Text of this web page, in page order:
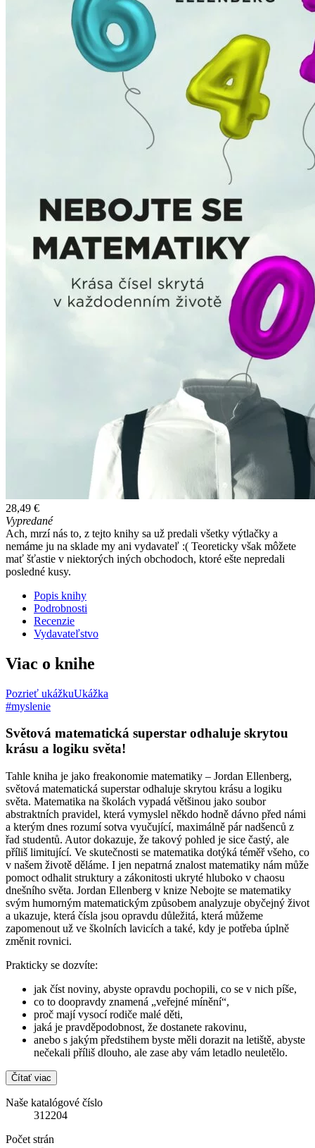
28,49 €
Vypredané
Ach, mrzí nás to, z tejto knihy sa už predali všetky výtlačky a
nemáme ju na sklade my ani vydavateľ :( Teoreticky však môžete
mať šťastie v niektorých iných obchodoch, ktoré ešte nepredali
posledné kusy.
Popis knihy
Podrobnosti
Recenzie
Vydavateľstvo
Viac o knihe
Pozrieť ukážkuUkážka
#myslenie
Světová matematická superstar odhaluje skrytou
krásu a logiku světa!
Tahle kniha je jako freakonomie matematiky – Jordan Ellenberg,
světová matematická superstar odhaluje skrytou krásu a logiku
světa. Matematika na školách vypadá většinou jako soubor
abstraktních pravidel, která vymyslel někdo hodně dávno před námi
a kterým dnes rozumí sotva vyučující, maximálně pár nadšenců z
řad studentů. Autor dokazuje, že takový pohled je sice častý, ale
příliš limitující. Ve skutečnosti se matematika dotýká téměř všeho, co
v našem životě děláme. I jen nepatrná znalost matematiky nám může
pomoct odhalit struktury a zákonitosti ukryté hluboko v chaosu
dnešního světa. Jordan Ellenberg v knize Nebojte se matematiky
svým humorným matematickým způsobem analyzuje obyčejný život
a ukazuje, která čísla jsou opravdu důležitá, která můžeme
zapomenout už ve školních lavicích a také, kdy je potřeba úplně
změnit rovnici.
Prakticky se dozvíte:
jak číst noviny, abyste opravdu pochopili, co se v nich píše,
co to doopravdy znamená „veřejné mínění“,
proč mají vysocí rodiče malé děti,
jaká je pravděpodobnost, že dostanete rakovinu,
anebo s jakým předstihem byste měli dorazit na letiště, abyste
nečekali příliš dlouho, ale zase aby vám letadlo neuletělo.
Čítať viac
Naše katalógové číslo
312204
Počet strán